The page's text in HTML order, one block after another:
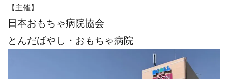
【主催】
日本おもちゃ病院協会
とんだばやし・おもちゃ病院